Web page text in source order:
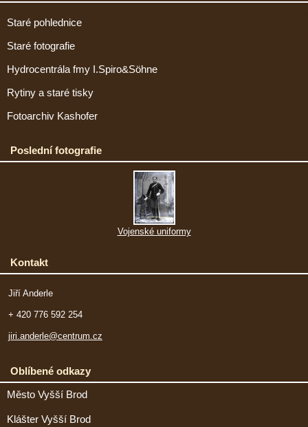
Staré pohlednice
Staré fotografie
Hydrocentrála fmy I.Spiro&Söhne
Rytiny a staré tisky
Fotoarchiv Kashofer
Poslední fotografie
Vojenské uniformy
Kontakt
Jiří Anderle
+ 420 776 592 254
jiri.anderle@centrum.cz
Oblíbené odkazy
Město Vyšší Brod
Klášter Vyšší Brod